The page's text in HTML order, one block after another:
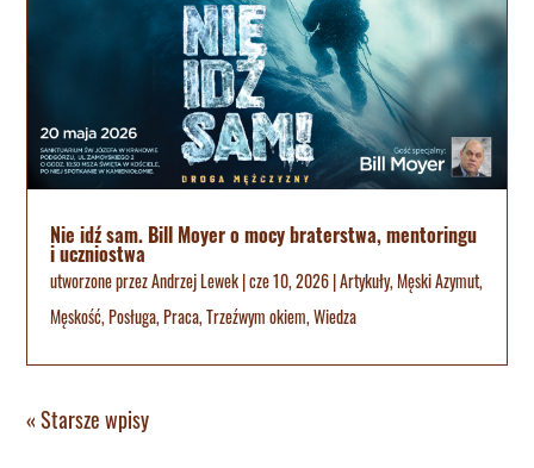
Nie idź sam. Bill Moyer o mocy braterstwa, mentoringu
i uczniostwa
utworzone przezAndrzej Lewek|cze 10, 2026|Artykuły,Męski Azymut,
Męskość,Posługa,Praca,Trzeźwym okiem,Wiedza
« Starsze wpisy